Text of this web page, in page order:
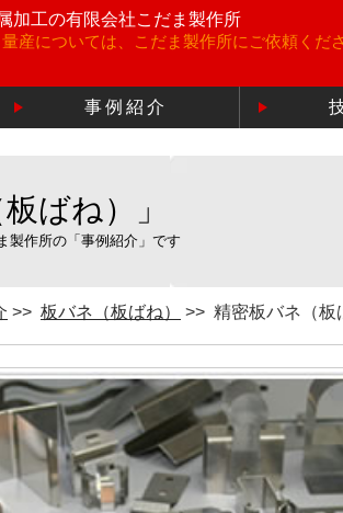
加工の有限会社こだま製作所
産については、こだま製作所にご依頼くださ
事例紹介
ばね）」
製作所の「事例紹介」です
>> 板バネ（板ばね） >> 精密板バネ（板